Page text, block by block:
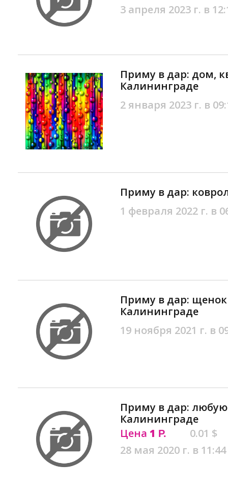
3 апреля 2023 г. в
Приму в дар: дом,
Калининграде
2 января 2023 г. в
Приму в дар:
1 февраля 2022 г. в
Приму в дар: щенок
Калининграде
19 ноября 2021 г. в
Приму в дар:
Калининграде
Цена 1 Р.
0.01 $
28 мая 2020 г. в 11:44